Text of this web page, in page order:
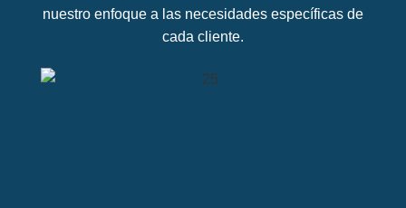
nuestro enfoque a las necesidades específicas de
cada cliente.